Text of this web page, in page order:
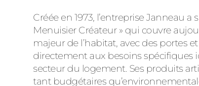
Créée en 1973, l’entreprise Janneau
Menuisier Créateur » qui couvre
majeur de l’habitat, avec des portes
directement aux besoins spécifiques
secteur du logement. Ses produits
tant budgétaires